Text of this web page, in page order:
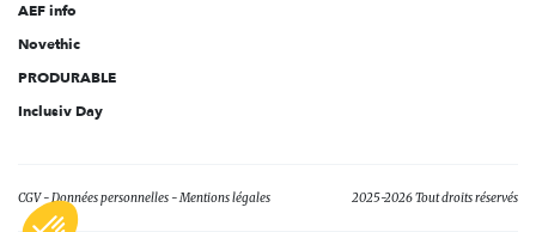
AEF info
Novethic
PRODURABLE
Inclusiv Day
CGV Données personnelles Mentions légales 2025-2026 Tout droits réservés